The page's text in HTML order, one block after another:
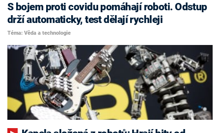
S bojem proti covidu pomáhají roboti. Odstup
drží automaticky, test dělají rychleji
Téma: Věda a technologie